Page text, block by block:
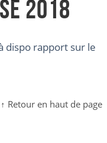
2018
dispo rapport sur le
↑ Retour en haut de page